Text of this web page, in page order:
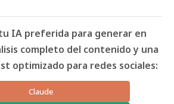
IA preferida para generar en
completo del contenido y una
optimizado para redes sociales:
Claude